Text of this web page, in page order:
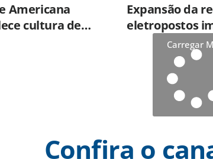
Americana
cultura de
Expansão da
eletropostos
viagens com
elétricos no
Carregar
Confira o